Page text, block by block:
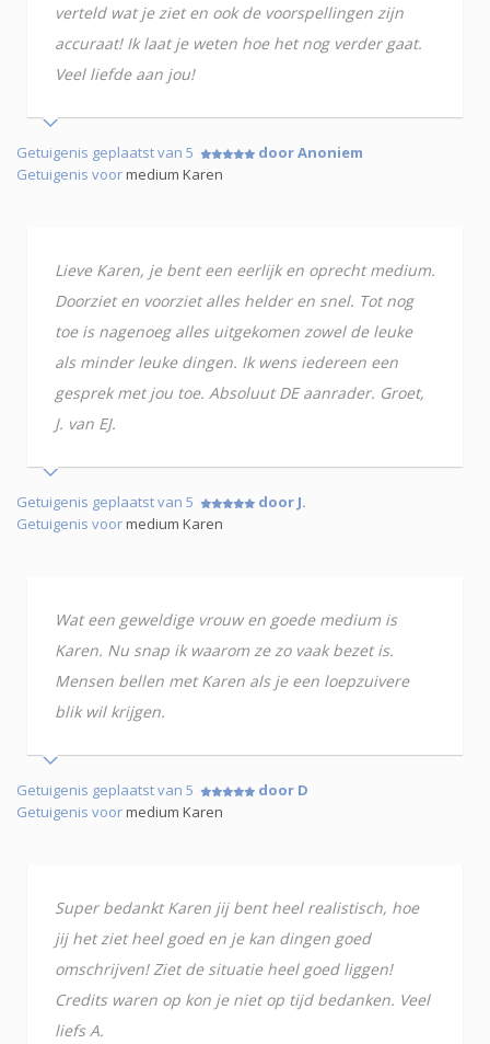
verteld wat je ziet en ook de voorspellingen zijn
accuraat! Ik laat je weten hoe het nog verder gaat.
Veel liefde aan jou!
Getuigenis geplaatst van 5
door Anoniem
Getuigenis voormedium Karen
Lieve Karen, je bent een eerlijk en oprecht medium.
Doorziet en voorziet alles helder en snel. Tot nog
toe is nagenoeg alles uitgekomen zowel de leuke
als minder leuke dingen. Ik wens iedereen een
gesprek met jou toe. Absoluut DE aanrader. Groet,
J. van EJ.
Getuigenis geplaatst van 5
door J.
Getuigenis voormedium Karen
Wat een geweldige vrouw en goede medium is
Karen. Nu snap ik waarom ze zo vaak bezet is.
Mensen bellen met Karen als je een loepzuivere
blik wil krijgen.
Getuigenis geplaatst van 5
door D
Getuigenis voormedium Karen
Super bedankt Karen jij bent heel realistisch, hoe
jij het ziet heel goed en je kan dingen goed
omschrijven! Ziet de situatie heel goed liggen!
Credits waren op kon je niet op tijd bedanken. Veel
liefs A.